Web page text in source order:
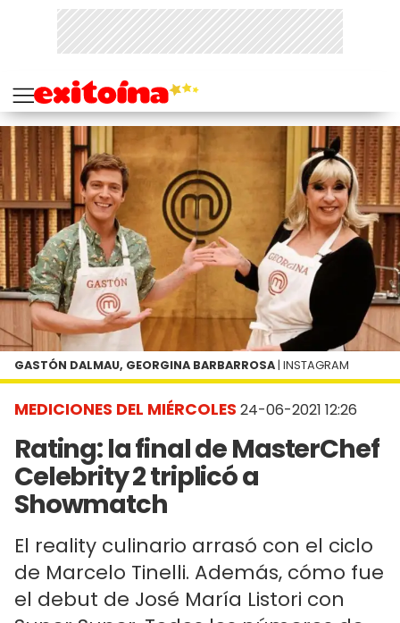
MEDICIONES DEL MIÉRCOLES 24-06-2021 12:26
Rating: la final de MasterChef
Celebrity 2 triplicó a
Showmatch
El reality culinario arrasó con el ciclo
de Marcelo Tinelli. Además, cómo fue
el debut de José María Listori con
GASTÓN DALMAU, GEORGINA BARBARROSA | INSTAGRAM